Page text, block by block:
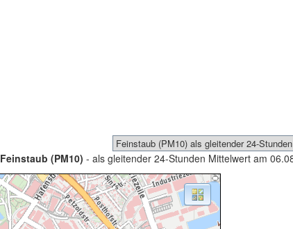
Feinstaub (PM10) - als gleitender 24-Stunden Mittelwert am